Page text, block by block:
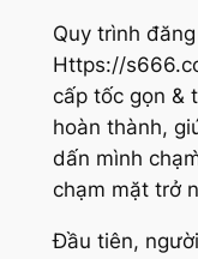
Quy trình
Https://
cấp tốc gọn &
hoàn thành,
dấn mình
chạm mặt trở
Đầu tiên,